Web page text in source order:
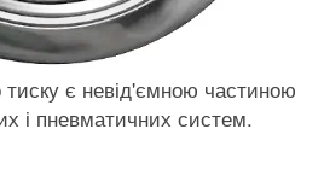
є невід'ємною частиною
і пневматичних систем.